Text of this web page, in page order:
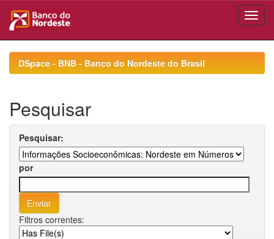
navigationDSpace - BNB - Banco do Nordeste do Brasil
Pesquisar
Pesquisar:
por
Filtros correntes: